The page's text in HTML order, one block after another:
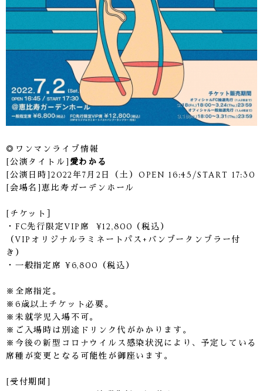
◎ワンマンライブ情報
[公演タイトル] 愛わかる
[公演日時]2022年7月2日（土）OPEN 16:45/START 17:30
[会場名]恵比寿ガーデンホール
[チケット］
・FC先行限定VIP席 ¥12,800（税込）
（VIPオリジナルラミネートパス+バンブータンブラー付
き）
・一般指定席 ¥6,800（税込）
※全席指定。
※6歳以上チケット必要。
※未就学児入場不可。
※ご入場時は別途ドリンク代がかかります。
※今後の新型コロナウイルス感染状況により、予定している
席種が変更となる可能性が御座います。
[受付期間]